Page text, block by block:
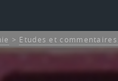
> Etudes et commentaires.